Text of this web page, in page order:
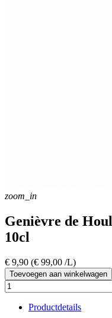
zoom_in
Genièvre de
10cl
€ 9,90 (€ 99,00 /L)
Toevoegen aan winkelwagen
Productdetails